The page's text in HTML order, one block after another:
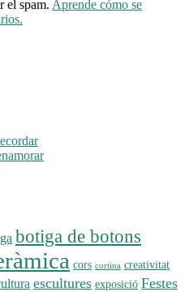
el spam. Aprende cómo se
botiga de botons
cors cortina creativitat
escultures exposició Festes